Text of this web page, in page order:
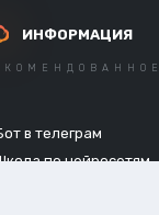
ИНФОРМАЦИЯ
в телеграм
по нейросетям